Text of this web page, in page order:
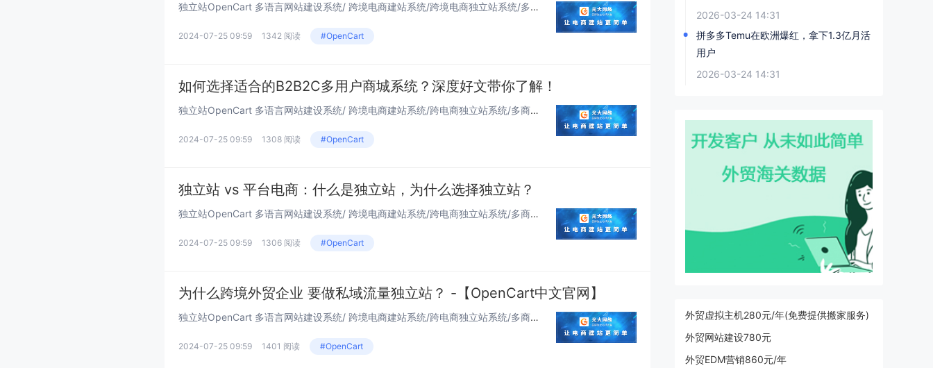
独立站OpenCart 多语言网站建设系统/ 跨境电商建站系统/跨境电商独立站系统/多商城系统...
2024-07-25 09:59 1342 阅读 #OpenCart
如何选择适合的B2B2C多用户商城系统？深度好文带你了解！
独立站OpenCart 多语言网站建设系统/ 跨境电商建站系统/跨电商独立站系统/多商城...
2024-07-25 09:59 1308 阅读 #OpenCart
独立站 vs 平台电商：什么是独立站，为什么选择独立站？
独立站OpenCart 多语言网站建设系统/ 跨境电商建站系统/跨电商独立站系统/多商城...
2024-07-25 09:59 1306 阅读 #OpenCart
为什么跨境外贸企业 要做私域流量独立站？ -【OpenCart中文官网】
独立站OpenCart 多语言网站建设系统/ 跨境电商建站系统/跨电商独立站系统/多商城...
2024-07-25 09:59 1401 阅读 #OpenCart
2026-03-24 14:31
拼多多Temu在欧洲爆红，拿下1.3亿月活
用户
2026-03-24 14:31
外贸虚拟主机280元/年(免费提供搬家服务)
外贸网站建设780元
外贸EDM营销860元/年